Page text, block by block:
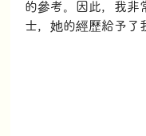
的參考。因此，我非
士，她的經歷給予了